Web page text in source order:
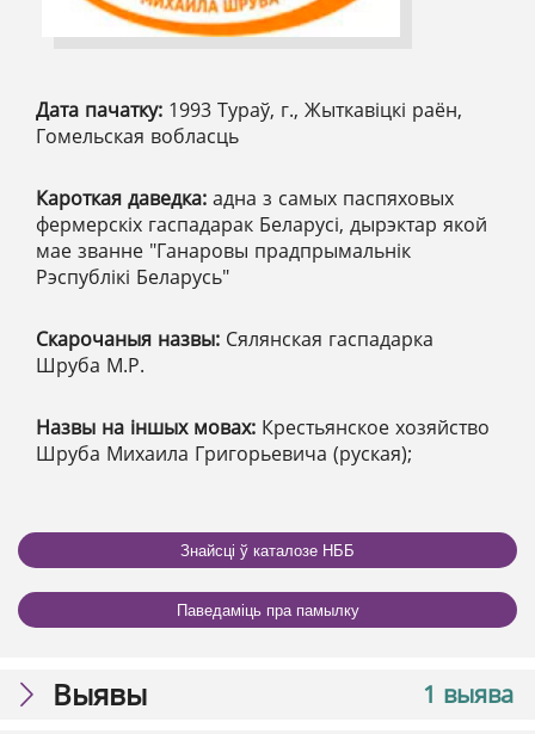
Дата пачатку: 1993 Тураў, г., Жыткавіцкі раён,
Гомельская вобласць
Кароткая даведка: адна з самых паспяховых
фермерскіх гаспадарак Беларусі, дырэктар якой
мае званне "Ганаровы прадпрымальнік
Рэспублікі Беларусь"
Скарочаныя назвы: Сялянская гаспадарка
Шруба М.Р.
Назвы на іншых мовах: Крестьянское хозяйство
Шруба Михаила Григорьевича (руская);
Знайсці ў каталозе НББ
Паведаміць пра памылку
1 выява
Выявы